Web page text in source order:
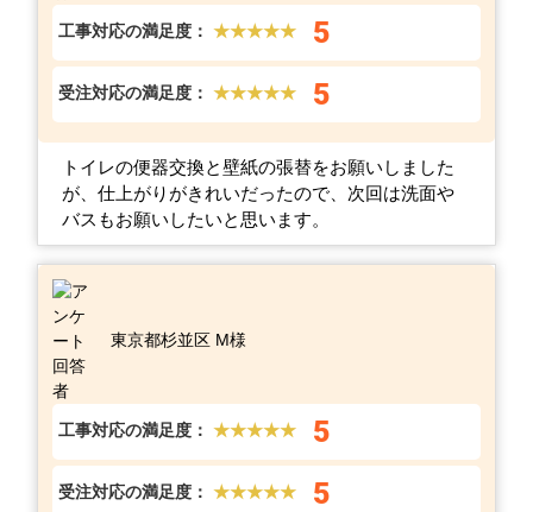
工事対応の満足度： ★★★★★ 5
受注対応の満足度： ★★★★★ 5
トイレの便器交換と壁紙の張替をお願いしました
が、仕上がりがきれいだったので、次回は洗面や
バスもお願いしたいと思います。
東京都杉並区 M様
工事対応の満足度： ★★★★★ 5
受注対応の満足度： ★★★★★ 5